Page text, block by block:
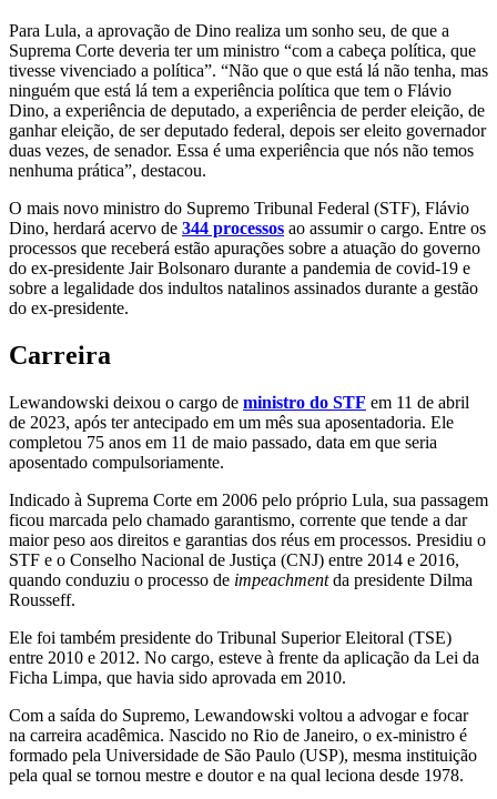
Para Lula, a aprovação de Dino realiza um sonho seu, de que a
Suprema Corte deveria ter um ministro “com a cabeça política, que
tivesse vivenciado a política”. “Não que o que está lá não tenha, mas
ninguém que está lá tem a experiência política que tem o Flávio
Dino, a experiência de deputado, a experiência de perder eleição, de
ganhar eleição, de ser deputado federal, depois ser eleito governador
duas vezes, de senador. Essa é uma experiência que nós não temos
nenhuma prática”, destacou.
O mais novo ministro do Supremo Tribunal Federal (STF), Flávio
Dino, herdará acervo de 344 processos ao assumir o cargo. Entre os
processos que receberá estão apurações sobre a atuação do governo
do ex-presidente Jair Bolsonaro durante a pandemia de covid-19 e
sobre a legalidade dos indultos natalinos assinados durante a gestão
do ex-presidente.
Carreira
Lewandowski deixou o cargo de ministro do STF em 11 de abril
de 2023, após ter antecipado em um mês sua aposentadoria. Ele
completou 75 anos em 11 de maio passado, data em que seria
aposentado compulsoriamente.
Indicado à Suprema Corte em 2006 pelo próprio Lula, sua passagem
ficou marcada pelo chamado garantismo, corrente que tende a dar
maior peso aos direitos e garantias dos réus em processos. Presidiu o
STF e o Conselho Nacional de Justiça (CNJ) entre 2014 e 2016,
quando conduziu o processo de impeachmentda presidente Dilma
Rousseff.
Ele foi também presidente do Tribunal Superior Eleitoral (TSE)
entre 2010 e 2012. No cargo, esteve à frente da aplicação da Lei da
Ficha Limpa, que havia sido aprovada em 2010.
Com a saída do Supremo, Lewandowski voltou a advogar e focar
na carreira acadêmica. Nascido no Rio de Janeiro, o ex-ministro é
formado pela Universidade de São Paulo (USP), mesma instituição
pela qual se tornou mestre e doutor e na qual leciona desde 1978.